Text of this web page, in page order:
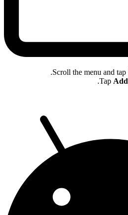
Scroll the menu and tap
.
Tap Add